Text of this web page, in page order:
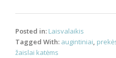
Posted in: Laisvalaikis
Tagged With: augintiniai
žaislai katėms